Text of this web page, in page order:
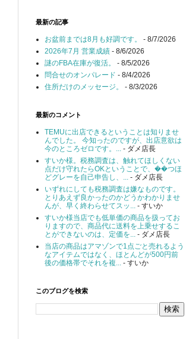
最新の記事
お盆前までは8月も好調です。
- 8/7/2026
2026年7月 営業成績 - 8/6/2026
謎のFBA在庫が復活。
- 8/5/2026
問合せのオンパレード - 8/4/2026
住所だけのメッセージ。
- 8/3/2026
最新のコメント
TEMUに出店できるということは知りませ
んでした。 今知ったのですが、出店意欲は
今のところゼロです。... - ダメ店長
すいか様。税務調査は、触れてほしくない
点だけ守れたらOKということで、��つほ
どグレーを自己申告し、... - ダメ店長
いずれにしても税務調査は嫌なものです。
とりあえず良かったのかどうかわかりませ
んが、早く終わらせてスッ... - すいか
すいか様当店でも低単価の商品を扱ってお
りますので、商品代に送料を上乗せするこ
とができないのは、定価を... - ダメ店長
当店の商品はアマゾンで1点ごと売れるよう
なアイテムではなく、ほとんどが500円前
後の価格帯でそれを複... - すいか
このブログを検索